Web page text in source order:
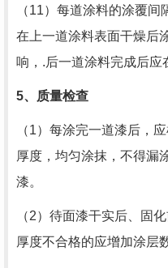
（11）每道涂料的涂覆间
在上一道涂料表面干燥后
响，.后一道涂料完成后应
5、质量检查
（1）每涂完一道漆后，
厚度，均匀涂抹，不得漏
漆。
（2）待面漆干实后、固
厚度不合格的应增加涂层